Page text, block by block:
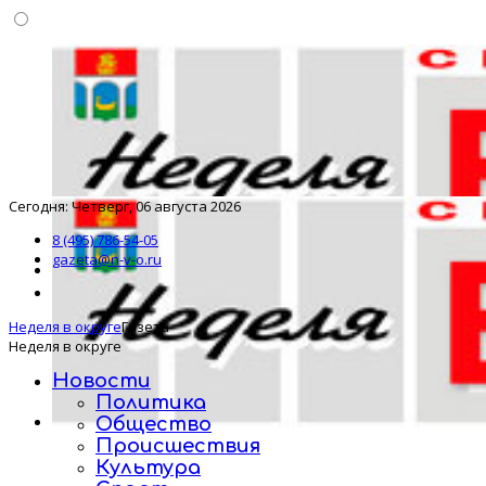
Сегодня: Четверг, 06 августа 2026
8 (495) 786-54-05
gazeta@n-v-o.ru
Неделя в округеГазета
Неделя в округе
Новости
Политика
Общество
Происшествия
Культура